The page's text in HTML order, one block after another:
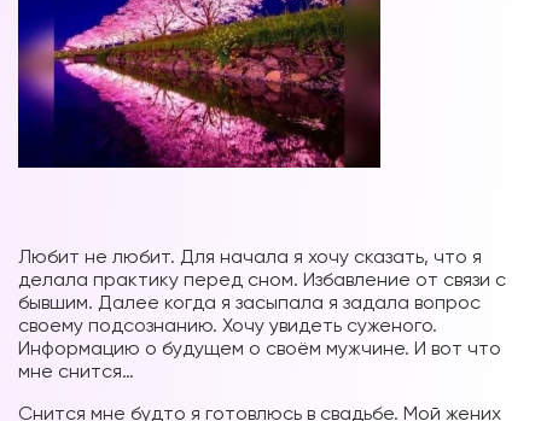
Любит не любит. Для начала я хочу сказать, что я
делала практику перед сном. Избавление от связи с
бывшим. Далее когда я засыпала я задала вопрос
своему подсознанию. Хочу увидеть суженого.
Информацию о будущем о своём мужчине. И вот что
мне снится…
Снится мне будто я готовлюсь в свадьбе. Мой жених
Вы можете получать информацию во
снах (проверено более 100000
участниками)
Мы разработали систему практик, с
доступ:
Скачать